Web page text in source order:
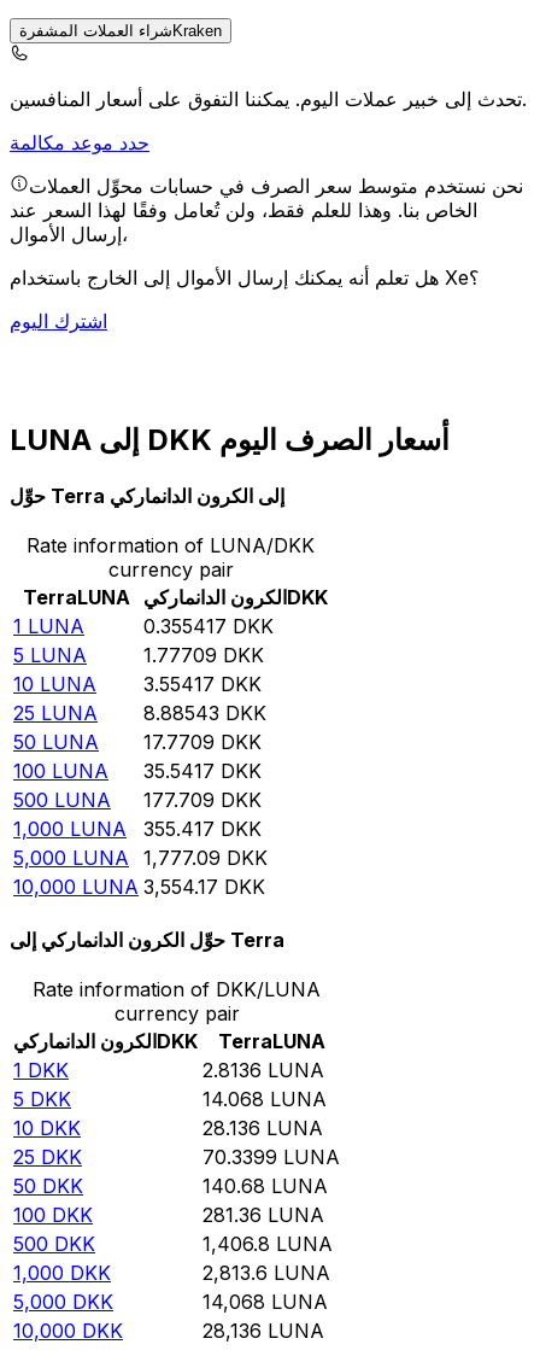
شراء العملات المشفرةKraken
تحدث إلى خبير عملات اليوم.يمكننا التفوق على أسعار المنافسين.
حدد موعد مكالمة
نحن نستخدم متوسط سعر الصرف في حسابات محوِّل العملات
الخاص بنا. وهذا للعلم فقط، ولن تُعامل وفقًا لهذا السعر عند
إرسال الأموال،
هل تعلم أنه يمكنك إرسال الأموال إلى الخارج باستخدام Xe؟
اشترك اليوم
LUNA إلى DKK أسعار الصرف اليوم
حوِّل Terra إلى الكرون الدانماركي
Rate information of LUNA/DKK
currency pair
TerraLUNA الكرون الدانماركيDKK
1 LUNA 0.355417 DKK
5 LUNA 1.77709 DKK
10 LUNA 3.55417 DKK
25 LUNA 8.88543 DKK
50 LUNA 17.7709 DKK
100 LUNA 35.5417 DKK
500 LUNA 177.709 DKK
1,000 LUNA 355.417 DKK
5,000 LUNA 1,777.09 DKK
10,000 LUNA 3,554.17 DKK
حوِّل الكرون الدانماركي إلى Terra
Rate information of DKK/LUNA
currency pair
الكرون الدانماركيDKK TerraLUNA
1 DKK 2.8136 LUNA
5 DKK 14.068 LUNA
10 DKK 28.136 LUNA
25 DKK 70.3399 LUNA
50 DKK 140.68 LUNA
100 DKK 281.36 LUNA
500 DKK 1,406.8 LUNA
1,000 DKK 2,813.6 LUNA
5,000 DKK 14,068 LUNA
10,000 DKK 28,136 LUNA